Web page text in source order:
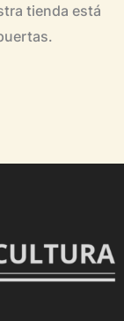
tienda está